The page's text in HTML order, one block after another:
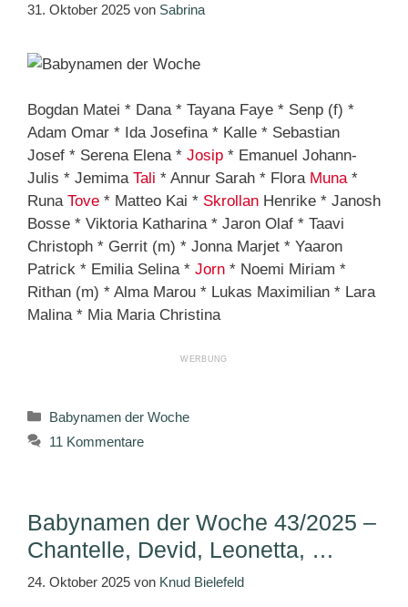
31. Oktober 2025 von Sabrina
Bogdan Matei * Dana * Tayana Faye * Senp (f) *
Adam Omar * Ida Josefina * Kalle * Sebastian
Josef * Serena Elena * Josip * Emanuel Johann-
Julis * Jemima Tali * Annur Sarah * Flora Muna*
Runa Tove * Matteo Kai * Skrollan Henrike * Janosh
Bosse * Viktoria Katharina * Jaron Olaf * Taavi
Christoph * Gerrit (m) * Jonna Marjet * Yaaron
Patrick * Emilia Selina * Jorn * Noemi Miriam *
Rithan (m) * Alma Marou * Lukas Maximilian * Lara
Malina * Mia Maria Christina
Kategorien
Babynamen der Woche
11 Kommentare
Babynamen der Woche 43/2025 –
Chantelle, Devid, Leonetta, …
24. Oktober 2025 von Knud Bielefeld